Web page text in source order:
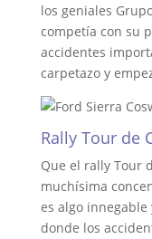
los geniales
competía con su
accidentes
carpetazo y
Rally Tour de
Que el rally Tour
muchísima
es algo
donde los